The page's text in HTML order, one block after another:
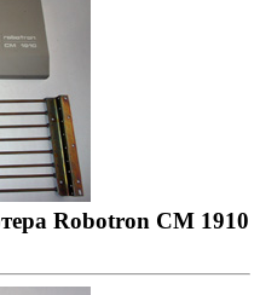
Robotron CM 1910